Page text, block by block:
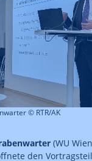
© RTR/AK
(WU
den